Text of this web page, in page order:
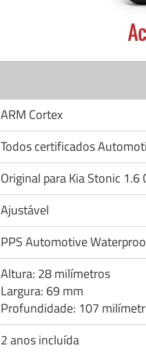
ARM Cortex
Todos certificados
Original para Kia Stonic 1.6
Ajustável
PPS Automotive
Altura: 28 milímetros
Largura: 69 mm
Profundidade: 107
2 anos incluída